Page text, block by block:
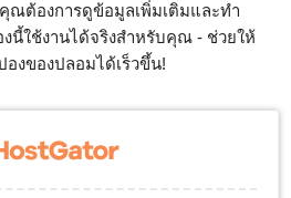
ณต้องการดูข้อมูลเพิ่มเติมและทำ
นี้ใช้งานได้จริงสำหรับคุณ - ช่วยให้
องของปลอมได้เร็วขึ้น!